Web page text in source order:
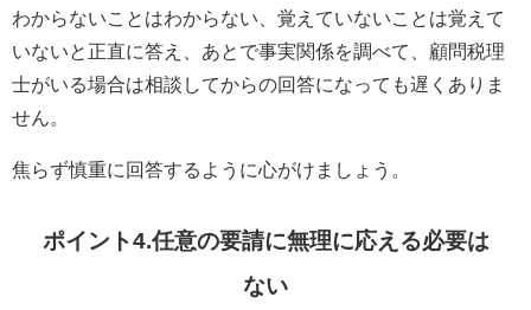
わからないことはわからない、覚えていないことは覚えて
いないと正直に答え、あとで事実関係を調べて、顧問税理
士がいる場合は相談してからの回答になっても遅くありま
せん。
焦らず慎重に回答するように心がけましょう。
ポイント4.任意の要請に無理に応える必要は
ない